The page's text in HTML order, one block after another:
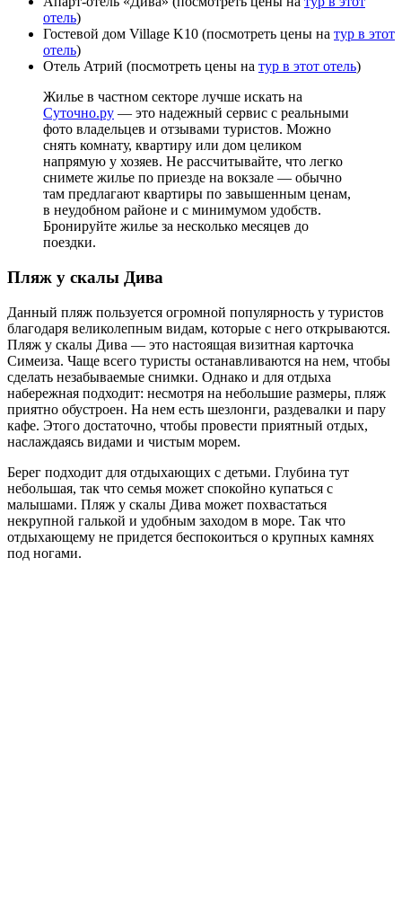
отель)
Гостевой дом Village K10 (посмотреть цены на тур в этот
отель)
Отель Атрий (посмотреть цены на тур в этот отель)
Жилье в частном секторе лучше искать на
Суточно.ру — это надежный сервис с реальными
фото владельцев и отзывами туристов. Можно
снять комнату, квартиру или дом целиком
напрямую у хозяев. Не рассчитывайте, что легко
снимете жилье по приезде на вокзале — обычно
там предлагают квартиры по завышенным ценам,
в неудобном районе и с минимумом удобств.
Бронируйте жилье за несколько месяцев до
поездки.
Пляж у скалы Дива
Данный пляж пользуется огромной популярность у туристов
благодаря великолепным видам, которые с него открываются.
Пляж у скалы Дива — это настоящая визитная карточка
Симеиза. Чаще всего туристы останавливаются на нем, чтобы
сделать незабываемые снимки. Однако и для отдыха
набережная подходит: несмотря на небольшие размеры, пляж
приятно обустроен. На нем есть шезлонги, раздевалки и пару
кафе. Этого достаточно, чтобы провести приятный отдых,
наслаждаясь видами и чистым морем.
Берег подходит для отдыхающих с детьми. Глубина тут
небольшая, так что семья может спокойно купаться с
малышами. Пляж у скалы Дива может похвастаться
некрупной галькой и удобным заходом в море. Так что
отдыхающему не придется беспокоиться о крупных камнях
под ногами.